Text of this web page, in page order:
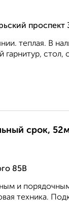
проспект
теплая. В
стол,
срок,
85В
и
техника.